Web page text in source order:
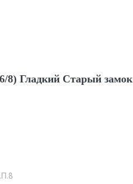
8) Гладкий Старый замок